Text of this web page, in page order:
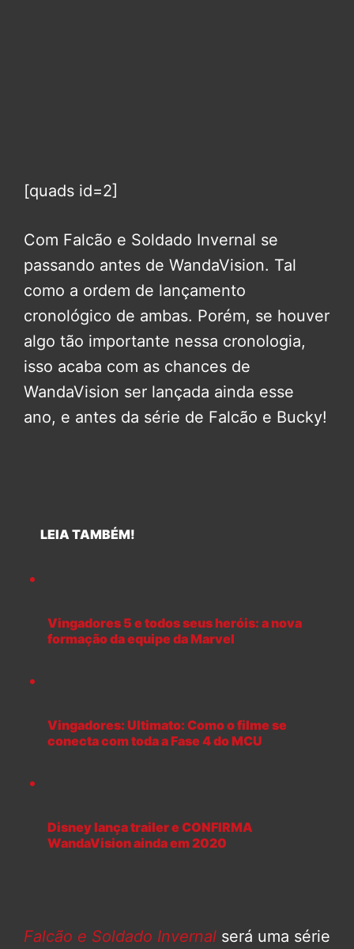
[quads id=2]
Com Falcão e Soldado Invernal se
passando antes de WandaVision. Tal
como a ordem de lançamento
cronológico de ambas. Porém, se houver
algo tão importante nessa cronologia,
isso acaba com as chances de
WandaVision ser lançada ainda esse
ano, e antes da série de Falcão e Bucky!
LEIA TAMBÉM!
Vingadores 5 e todos seus heróis: a nova
formação da equipe da Marvel
Vingadores: Ultimato: Como o filme se
conecta com toda a Fase 4 do MCU
Disney lança trailer e CONFIRMA
WandaVision ainda em 2020
Falcão e Soldado Invernal será uma série